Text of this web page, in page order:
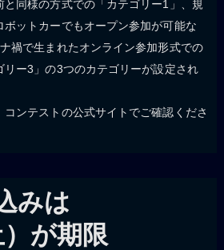
と同様の方式での「カテゴリー1」、規
ボットカーでもオープン参加が可能な
禍で生まれたオンライン参加形式での
リー3」の3つのカテゴリーが設定され
コンテストの公式サイトでご確認くださ
みは
が期限